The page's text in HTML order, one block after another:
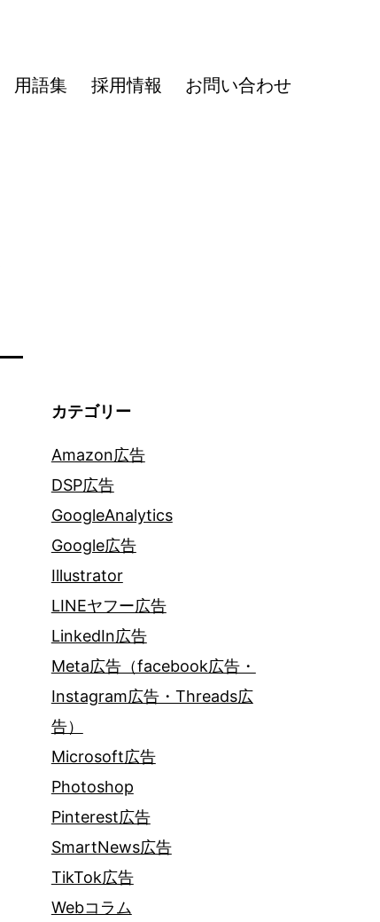
用語集 採用情報 お問い合わせ
カテゴリー
Amazon広告
DSP広告
GoogleAnalytics
Google広告
Illustrator
LINEヤフー広告
LinkedIn広告
Meta広告（facebook広告・
Instagram広告・Threads広
告）
Microsoft広告
Photoshop
Pinterest広告
SmartNews広告
TikTok広告
Webコラム